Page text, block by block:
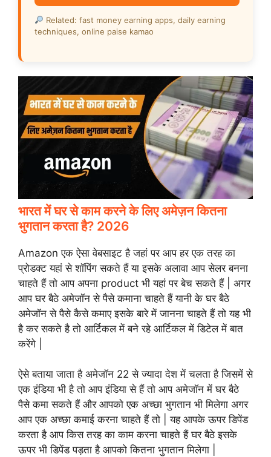
Related: fast money earning apps, daily earning
techniques, online paise kamao
भारत में घर से काम करने के लिए अमेज़न कितना
भुगतान करता है? 2026
Amazon एक ऐसा वेबसाइट है जहां पर आप हर एक तरह का
प्रोडक्ट यहां से शॉपिंग सकते हैं या इसके अलावा आप सेलर बनना
चाहते हैं तो आप अपना product भी यहां पर बेच सकते हैं | अगर
आप घर बैठे अमेजॉन से पैसे कमाना चाहते हैं यानी के घर बैठे
अमेजॉन से पैसे कैसे कमाए इसके बारे में जानना चाहते हैं तो यह भी
है कर सकते है तो आर्टिकल में बने रहे आर्टिकल में डिटेल में बात
करेंगे |
ऐसे बताया जाता है अमेजॉन 22 से ज्यादा देश में चलता है जिसमें से
एक इंडिया भी है तो आप इंडिया से हैं तो आप अमेजॉन में घर बैठे
पैसे कमा सकते हैं और आपको एक अच्छा भुगतान भी मिलेगा अगर
आप एक अच्छा कमाई करना चाहते हैं तो | यह आपके ऊपर डिपेंड
करता है आप किस तरह का काम करना चाहते हैं घर बैठे इसके
ऊपर भी डिपेंड पड़ता है आपको कितना भुगतान मिलेगा |